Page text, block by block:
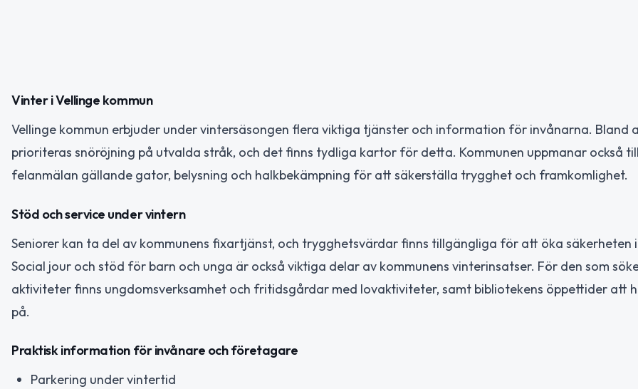
Vinter i Vellinge kommun
Vellinge kommun erbjuder under vintersäsongen flera viktiga tjänster och information för invånarna. Bland
prioriteras snöröjning på utvalda stråk, och det finns tydliga kartor för detta. Kommunen uppmanar också till
felanmälan gällande gator, belysning och halkbekämpning för att säkerställa trygghet och framkomlighet.
Stöd och service under vintern
Seniorer kan ta del av kommunens fixartjänst, och trygghetsvärdar finns tillgängliga för att öka säkerheten
Social jour och stöd för barn och unga är också viktiga delar av kommunens vinterinsatser. För den som
aktiviteter finns ungdomsverksamhet och fritidsgårdar med lovaktiviteter, samt bibliotekens öppettider att
på.
Praktisk information för invånare och företagare
Parkering under vintertid